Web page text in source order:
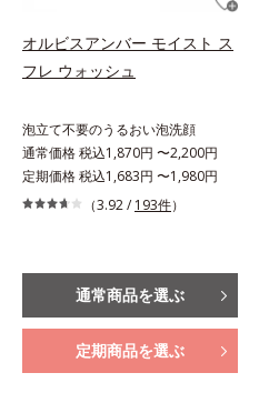
オルビスアンバー モイスト ス
フレ ウォッシュ
泡立て不要のうるおい泡洗顔
通常価格 税込1,870円 〜2,200円
定期価格 税込1,683円 〜1,980円
（3.92 / 193件）
通常商品を選ぶ
定期商品を選ぶ